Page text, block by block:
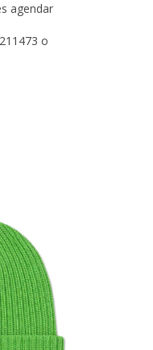
agendar
o